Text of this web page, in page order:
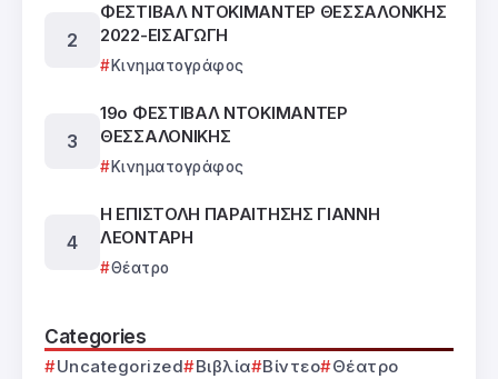
ΦΕΣΤΙΒΑΛ ΝΤΟΚΙΜΑΝΤΕΡ ΘΕΣΣΑΛΟΝΚΗΣ
2022-ΕΙΣΑΓΩΓΗ
Κινηματογράφος
19ο ΦΕΣΤΙΒΑΛ ΝΤΟΚΙΜΑΝΤΕΡ
ΘΕΣΣΑΛΟΝΙΚΗΣ
Κινηματογράφος
Η ΕΠΙΣΤΟΛΗ ΠΑΡΑΙΤΗΣΗΣ ΓΙΑΝΝΗ
ΛΕΟΝΤΑΡΗ
Θέατρο
Categories
Uncategorized Βιβλία Βίντεο
Θέατρο